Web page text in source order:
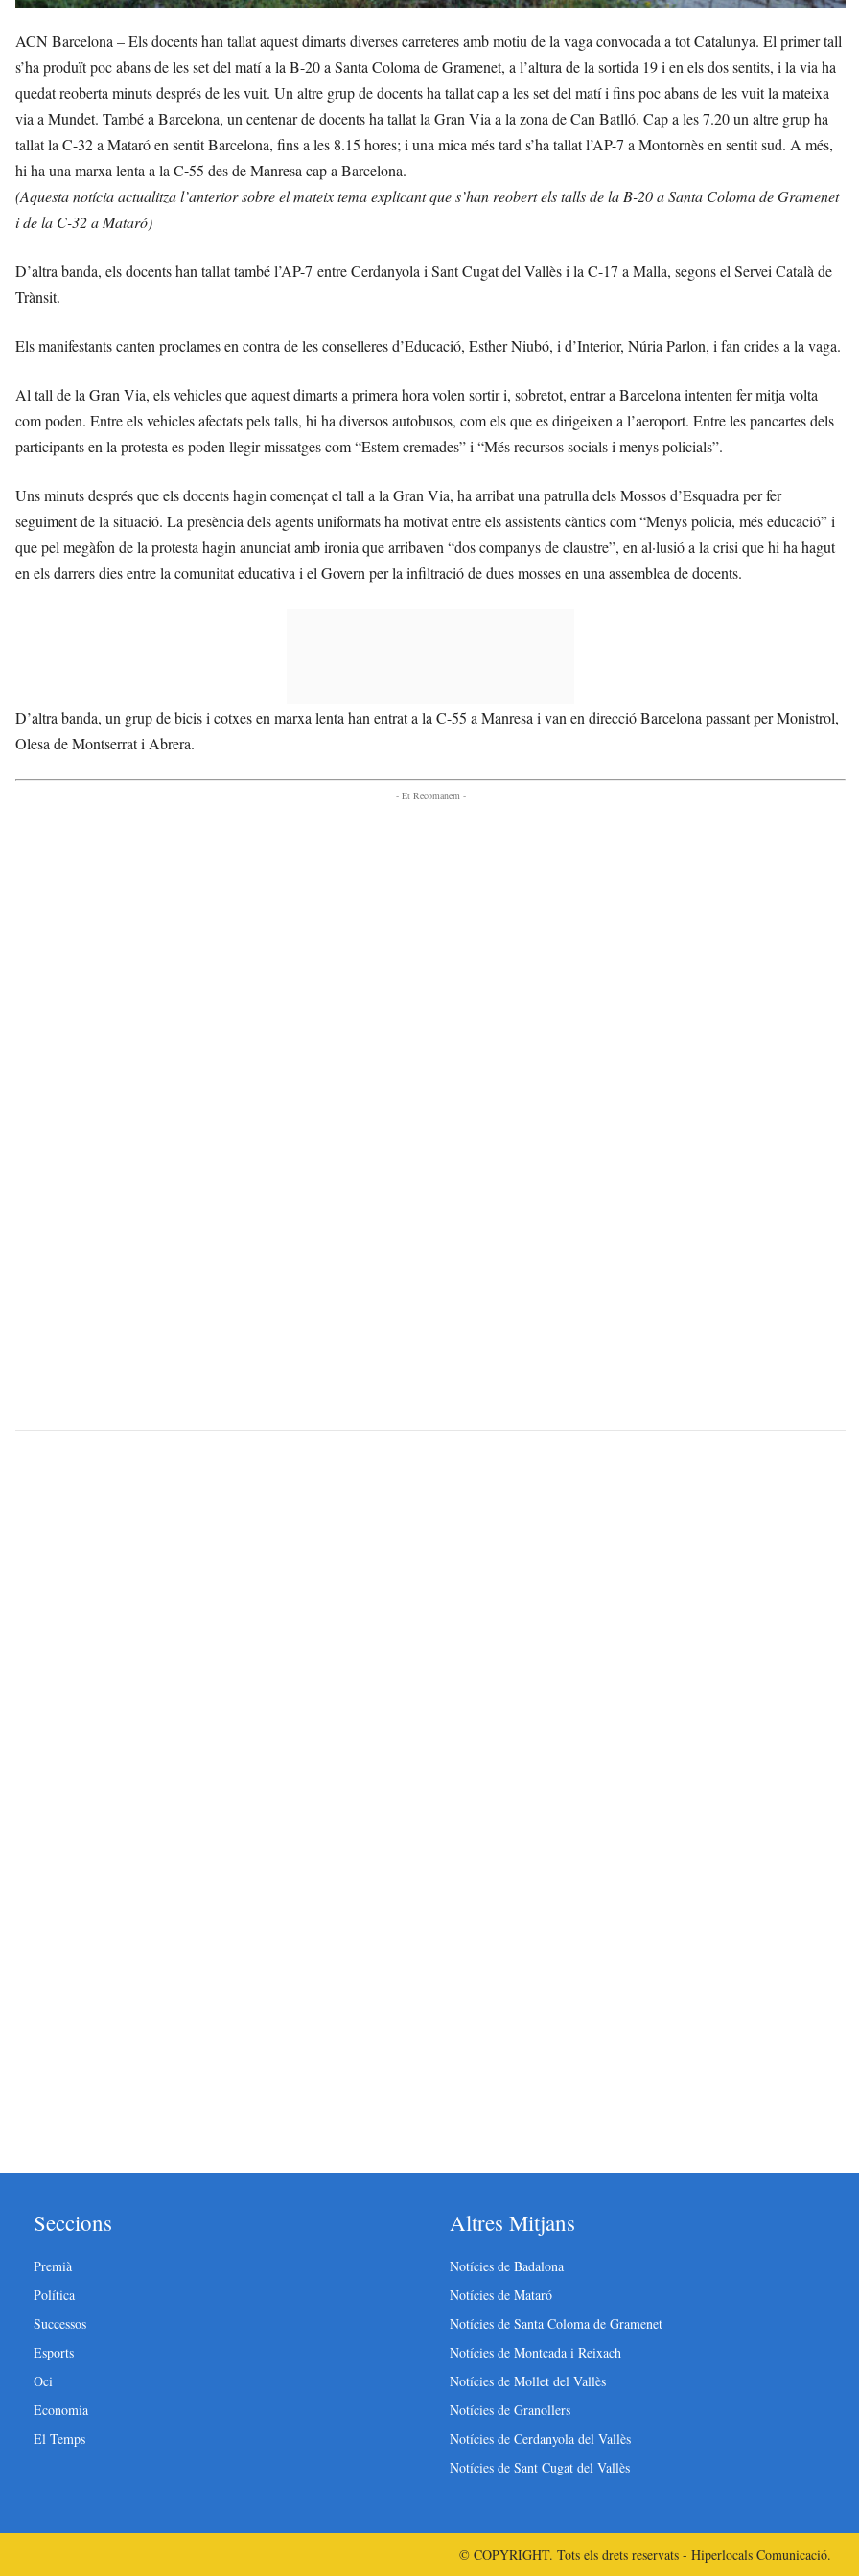
ACN Barcelona – Els docents han tallat aquest dimarts diverses carreteres amb motiu de la vaga convocada a tot Catalunya. El primer tall
s’ha produït poc abans de les set del matí a la B-20 a Santa Coloma de Gramenet, a l’altura de la sortida 19 i en els dos sentits, i la via ha
quedat reoberta minuts després de les vuit. Un altre grup de docents ha tallat cap a les set del matí i fins poc abans de les vuit la mateixa
via a Mundet. També a Barcelona, un centenar de docents ha tallat la Gran Via a la zona de Can Batlló. Cap a les 7.20 un altre grup ha
tallat la C-32 a Mataró en sentit Barcelona, fins a les 8.15 hores; i una mica més tard s’ha tallat l’AP-7 a Montornès en sentit sud. A més,
hi ha una marxa lenta a la C-55 des de Manresa cap a Barcelona.
(Aquesta notícia actualitza l’anterior sobre el mateix tema explicant que s’han reobert els talls de la B-20 a Santa Coloma de Gramenet
i de la C-32 a Mataró)
D’altra banda, els docents han tallat també l’AP-7 entre Cerdanyola i Sant Cugat del Vallès i la C-17 a Malla, segons el Servei Català de
Trànsit.
Els manifestants canten proclames en contra de les conselleres d’Educació, Esther Niubó, i d’Interior, Núria Parlon, i fan crides a la vaga.
Al tall de la Gran Via, els vehicles que aquest dimarts a primera hora volen sortir i, sobretot, entrar a Barcelona intenten fer mitja volta
com poden. Entre els vehicles afectats pels talls, hi ha diversos autobusos, com els que es dirigeixen a l’aeroport. Entre les pancartes dels
participants en la protesta es poden llegir missatges com “Estem cremades” i “Més recursos socials i menys policials”.
Uns minuts després que els docents hagin començat el tall a la Gran Via, ha arribat una patrulla dels Mossos d’Esquadra per fer
seguiment de la situació. La presència dels agents uniformats ha motivat entre els assistents càntics com “Menys policia, més educació” i
que pel megàfon de la protesta hagin anunciat amb ironia que arribaven “dos companys de claustre”, en al·lusió a la crisi que hi ha hagut
en els darrers dies entre la comunitat educativa i el Govern per la infiltració de dues mosses en una assemblea de docents.
D’altra banda, un grup de bicis i cotxes en marxa lenta han entrat a la C-55 a Manresa i van en direcció Barcelona passant per Monistrol,
Olesa de Montserrat i Abrera.
- Et Recomanem -
Seccions
Premià
Política
Successos
Esports
Oci
Economia
El Temps
Altres Mitjans
Notícies de Badalona
Notícies de Mataró
Notícies de Santa Coloma de Gramenet
Notícies de Montcada i Reixach
Notícies de Mollet del Vallès
Notícies de Granollers
Notícies de Cerdanyola del Vallès
Notícies de Sant Cugat del Vallès
© COPYRIGHT. Tots els drets reservats - Hiperlocals Comunicació.